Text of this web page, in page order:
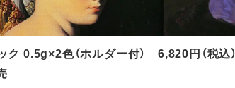
0.5g×2色（ホルダー付） 6,820円（税込）